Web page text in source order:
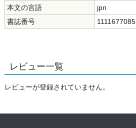
本文の言語
jpn
書誌番号
1111677085
レビュー一覧
レビューが登録されていません。